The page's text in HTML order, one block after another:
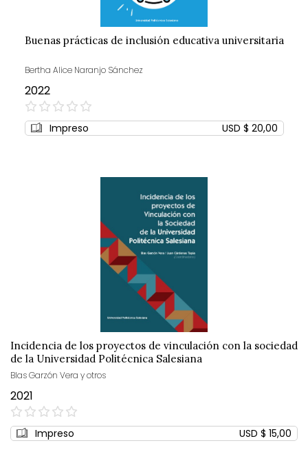
Buenas prácticas de inclusión educativa universitaria
Bertha Alice Naranjo Sánchez
2022
0%
Impreso USD $ 20,00
Incidencia de los proyectos de vinculación con la sociedad
de la Universidad Politécnica Salesiana
Blas Garzón Vera y otros
2021
0%
Impreso USD $ 15,00